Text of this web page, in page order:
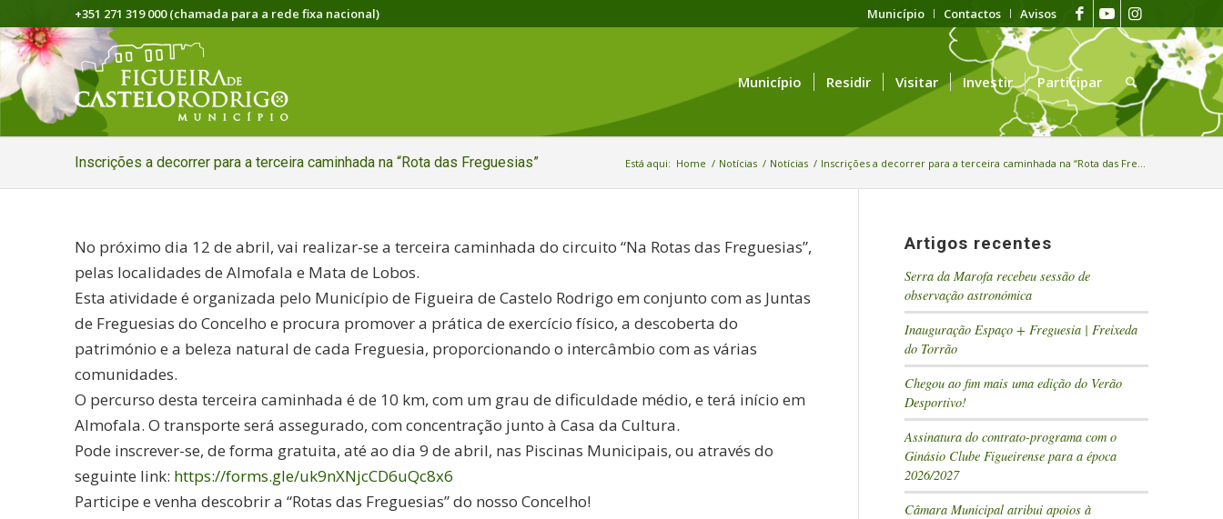
Município Contactos Avisos
+351 271 319 000 (chamada para a rede fixa nacional)
Município Residir Visitar Investir Participar
Inscrições a decorrer para a terceira caminhada na “Rota das Freguesias” Está aqui: Home / Notícias / Notícias / Inscrições a decorrer para a terceira caminhada na “Rota das Fre...
No próximo dia 12 de abril, vai realizar-se a terceira caminhada do circuito “Na Rotas das Freguesias”,
pelas localidades de Almofala e Mata de Lobos.
Esta atividade é organizada pelo Município de Figueira de Castelo Rodrigo em conjunto com as Juntas
de Freguesias do Concelho e procura promover a prática de exercício físico, a descoberta do
património e a beleza natural de cada Freguesia, proporcionando o intercâmbio com as várias
comunidades.
O percurso desta terceira caminhada é de 10 km, com um grau de dificuldade médio, e terá início em
Almofala. O transporte será assegurado, com concentração junto à Casa da Cultura.
Pode inscrever-se, de forma gratuita, até ao dia 9 de abril, nas Piscinas Municipais, ou através do
seguinte link: https://forms.gle/uk9nXNjcCD6uQc8x6
Participe e venha descobrir a “Rotas das Freguesias” do nosso Concelho!
Artigos recentes
Serra da Marofa recebeu sessão de
observação astronómica
Inauguração Espaço + Freguesia | Freixeda
do Torrão
Chegou ao fim mais uma edição do Verão
Desportivo!
Assinatura do contrato-programa com o
Ginásio Clube Figueirense para a época
2026/2027
Câmara Municipal atribui apoios à